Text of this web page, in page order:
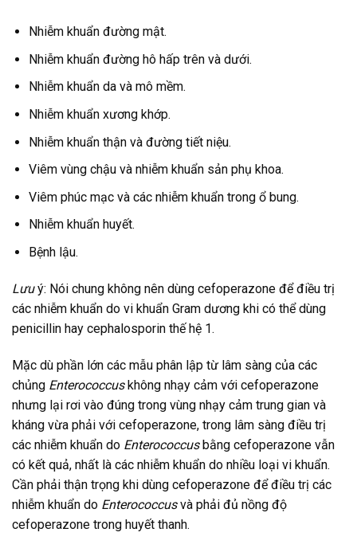
Nhiễm khuẩn đường mật.
Nhiễm khuẩn đường hô hấp trên và dưới.
Nhiễm khuẩn da và mô mềm.
Nhiễm khuẩn xương khớp.
Nhiễm khuẩn thận và đường tiết niệu.
Viêm vùng chậu và nhiễm khuẩn sản phụ khoa.
Viêm phúc mạc và các nhiễm khuẩn trong ổ bung.
Nhiễm khuẩn huyết.
Bệnh lậu.
Lưuý: Nói chung không nên dùng cefoperazone để điều trị
các nhiễm khuẩn do vi khuẩn Gram dương khi có thể dùng
penicillin hay cephalosporin thế hệ 1.
Mặc dù phần lớn các mẫu phân lập từ lâm sàng của các
chủng Enterococcuskhông nhạy cảm với cefoperazone
nhưng lại rơi vào đúng trong vùng nhạy cảm trung gian và
kháng vừa phải với cefoperazone, trong lâm sàng điều trị
các nhiễm khuẩn do Enterococcusbằng cefoperazone vẫn
có kết quả, nhất là các nhiễm khuẩn do nhiều loại vi khuẩn.
Cần phải thận trọng khi dùng cefoperazone để điều trị các
nhiễm khuẩn do Enterococcusvà phải đủ nồng độ
cefoperazone trong huyết thanh.